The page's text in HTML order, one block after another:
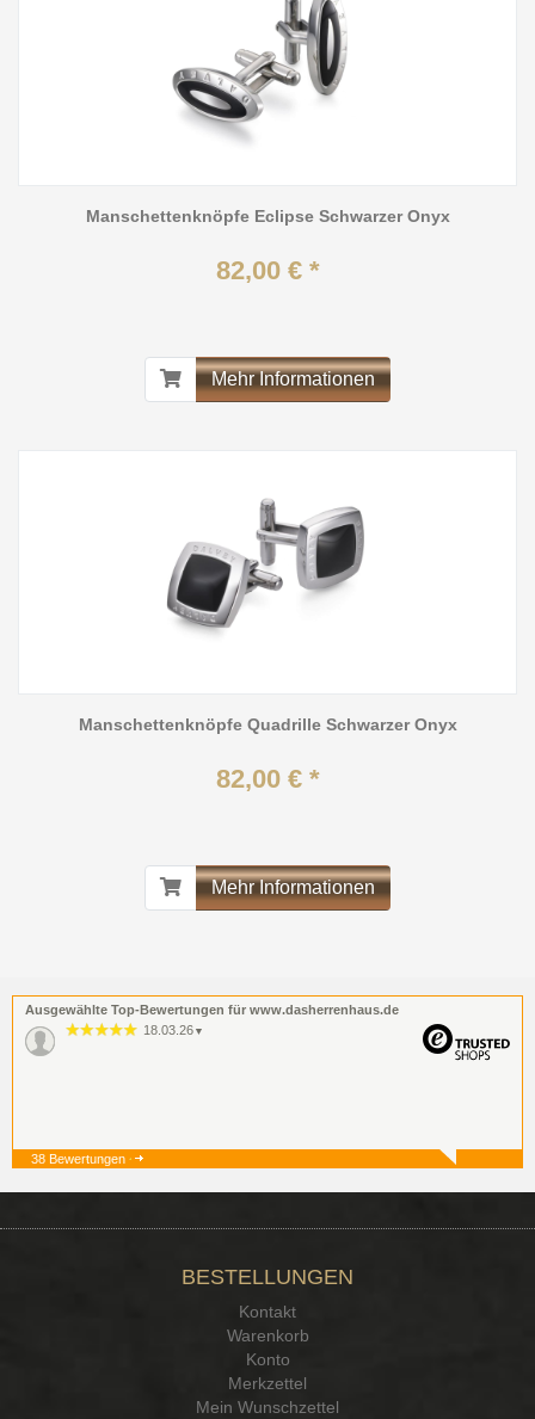
Manschettenknöpfe Eclipse Schwarzer Onyx
82,00 € *
Mehr Informationen
Manschettenknöpfe Quadrille Schwarzer Onyx
82,00 € *
Mehr Informationen
Ausgewählte Top-Bewertungen für www.dasherrenhaus.de
18.03.26 ▼
▼
38 Bewertungen
BESTELLUNGEN
Kontakt
Warenkorb
Konto
Merkzettel
Mein Wunschzettel